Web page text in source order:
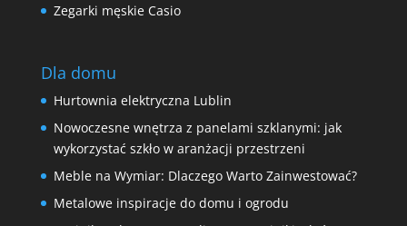
Zegarki męskie Casio
Dla domu
Hurtownia elektryczna Lublin
Nowoczesne wnętrza z panelami szklanymi: jak
wykorzystać szkło w aranżacji przestrzeni
Meble na Wymiar: Dlaczego Warto Zainwestować?
Metalowe inspiracje do domu i ogrodu